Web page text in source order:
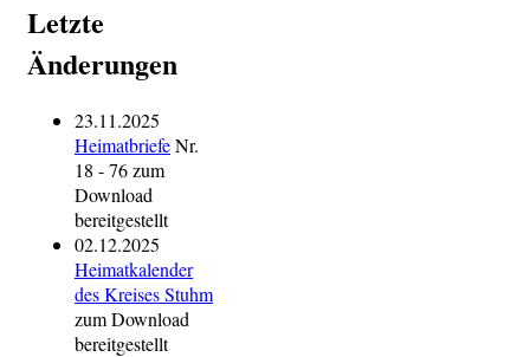
Letzte
Änderungen
23.11.2025
HeimatbriefeNr.
18 - 76 zum
Download
bereitgestellt
02.12.2025
Heimatkalender
des Kreises Stuhm
zum Download
bereitgestellt